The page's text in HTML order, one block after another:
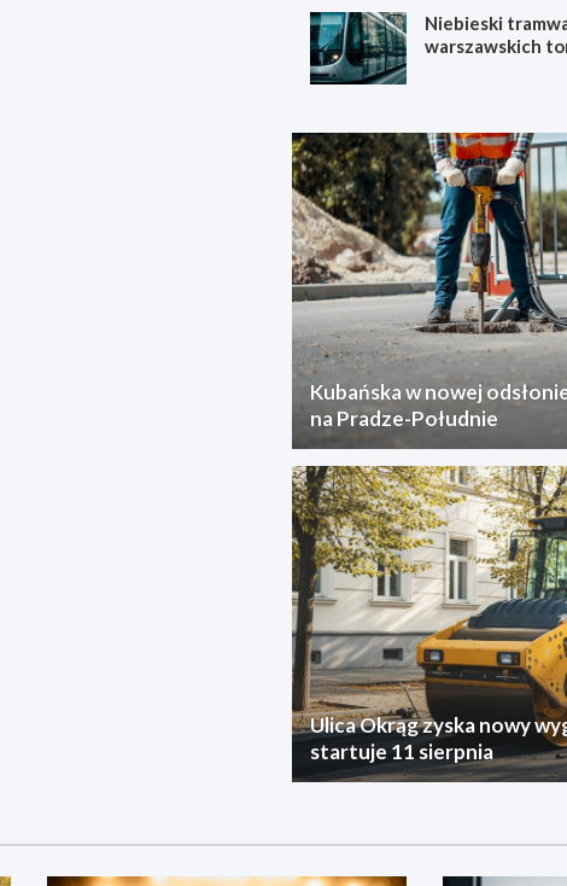
Niebieski
warszawskich
Kubańska w nowej
na Pradze-Południe
Ulica Okrąg zyska nowy
startuje 11 sierpnia